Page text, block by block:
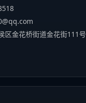
区金花桥街道金花街111号